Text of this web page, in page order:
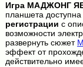
Игра МАДЖОНГ
планшета доступна
регистрации с
возможности
развернуть сюжет
эффект от
действительно